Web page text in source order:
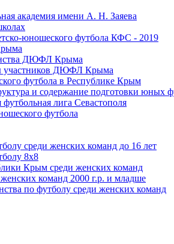
академия имени А. Н. Заяева
юношеского футбола КФС - 2019
ДЮФЛ Крыма
участников ДЮФЛ Крыма
футбола в Республике Крым
и содержание подготовки юных
лига Севастополя
футбола
среди женских команд до 16 лет
8х8
Крым среди женских команд
команд 2000 г.р. и младше
по футболу среди женских команд